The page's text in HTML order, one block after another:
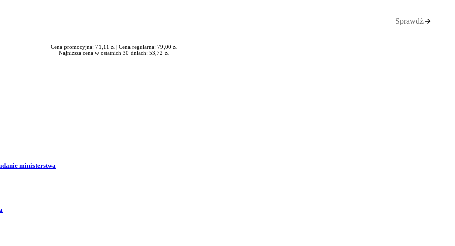
Sprawdź
Cena promocyjna: 71,11 zł | Cena regularna: 79,00 zł
Najniższa cena w ostatnich 30 dniach: 53,72 zł
ministerstwa